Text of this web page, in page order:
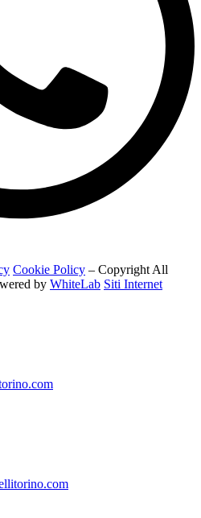
Cookie Policy – Copyright All
by WhiteLab Siti Internet